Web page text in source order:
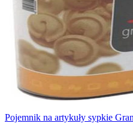
Pojemnik na artykuły sypkie